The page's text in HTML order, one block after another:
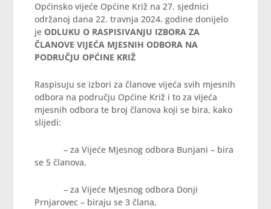
Općinsko vijeće Općine Križ na 27. sjednici
održanoj dana 22. travnja 2024. godine donijelo
jeODLUKU O RASPISIVANJU IZBORA ZA
ČLANOVE VIJEĆA MJESNIH ODBORA NA
PODRUČJU OPĆINE KRIŽ
Raspisuju se izbori za članove vijeća svih mjesnih
odbora na području Općine Križ i to za vijeća
mjesnih odbora te broj članova koji se bira, kako
slijedi:
– za Vijeće Mjesnog odbora Bunjani – bira
se 5 članova,
– za Vijeće Mjesnog odbora Donji
Prnjarovec – biraju se 3 člana,